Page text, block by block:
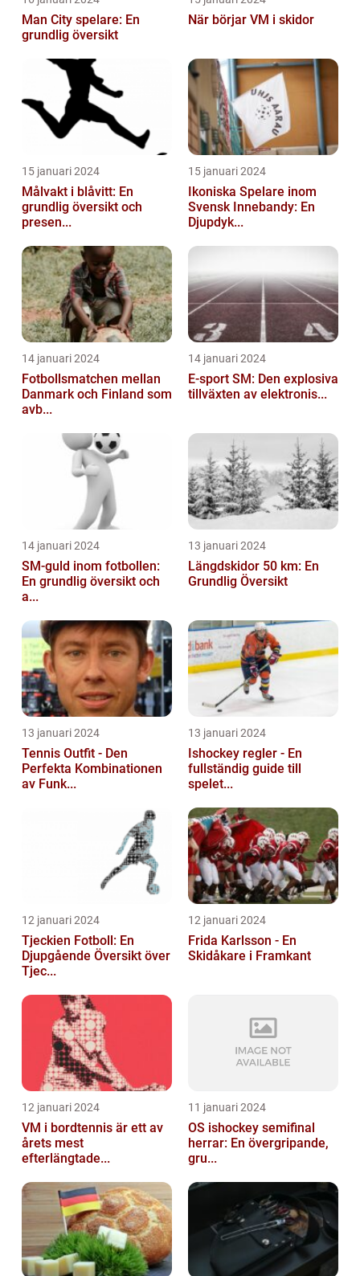
Man City spelare: En
grundlig översikt
När börjar VM i skidor
15 januari 2024
Målvakt i blåvitt: En
grundlig översikt och
presen...
15 januari 2024
Ikoniska Spelare inom
Svensk Innebandy: En
Djupdyk...
14 januari 2024
Fotbollsmatchen mellan
Danmark och Finland som
avb...
14 januari 2024
E-sport SM: Den explosiva
tillväxten av elektronis...
14 januari 2024
SM-guld inom fotbollen:
En grundlig översikt och
a...
13 januari 2024
Längdskidor 50 km: En
Grundlig Översikt
13 januari 2024
Tennis Outfit - Den
Perfekta Kombinationen
av Funk...
13 januari 2024
Ishockey regler - En
fullständig guide till
spelet...
12 januari 2024
Tjeckien Fotboll: En
Djupgående Översikt över
Tjec...
12 januari 2024
Frida Karlsson - En
Skidåkare i Framkant
12 januari 2024
VM i bordtennis är ett av
årets mest
efterlängtade...
11 januari 2024
OS ishockey semifinal
herrar: En övergripande,
gru...